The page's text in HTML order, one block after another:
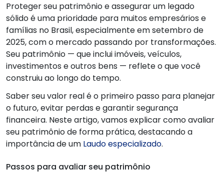
Proteger seu patrimônio e assegurar um legado
sólido é uma prioridade para muitos empresários e
famílias no Brasil, especialmente em setembro de
2025, com o mercado passando por transformações.
Seu patrimônio — que inclui imóveis, veículos,
investimentos e outros bens — reflete o que você
construiu ao longo do tempo.
Saber seu valor real é o primeiro passo para planejar
o futuro, evitar perdas e garantir segurança
financeira. Neste artigo, vamos explicar como avaliar
seu patrimônio de forma prática, destacando a
importância de um Laudo especializado.
Passos para avaliar seu patrimônio